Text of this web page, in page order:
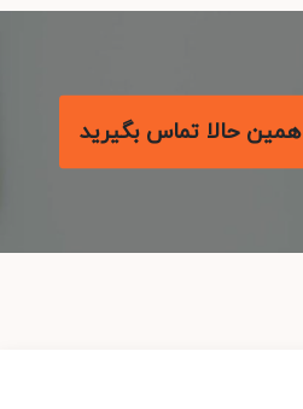
همین حالا تماس بگیرید